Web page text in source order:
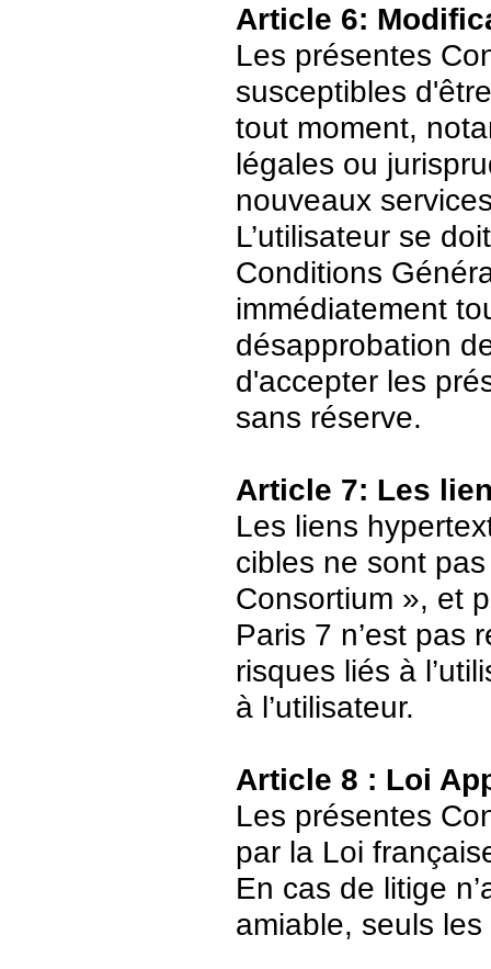
Article 6:
Les présentes
susceptibles
tout moment,
légales ou
nouveaux
L’utilisateur se
Conditions
immédiatement
désapprobation
d'accepter les
sans réserve.
Article 7: Les
Les liens
cibles ne sont
Consortium », et
Paris 7 n’est pas
risques liés à
à l’utilisateur.
Article 8 : Loi
Les présentes
par la Loi
En cas de litige
amiable, seuls